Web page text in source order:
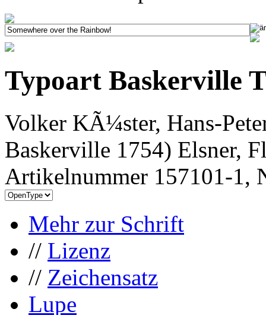
Typoart Baskerville
Volker KÃ¼ster, Hans-
Baskerville 1754) Elsner,
Artikelnummer 157101-1,
Mehr zur Schrift
// Lizenz
// Zeichensatz
Lupe